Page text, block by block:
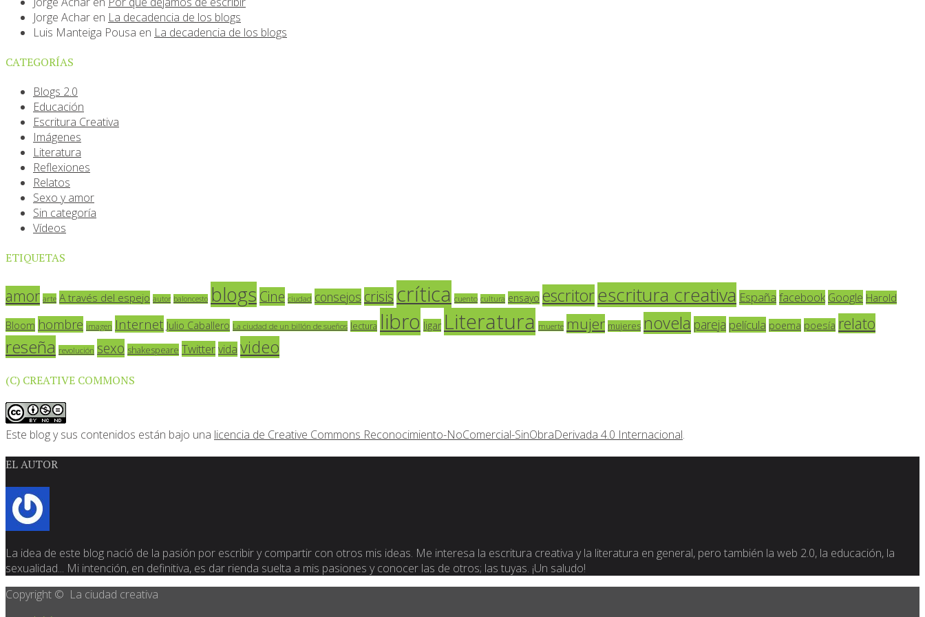
Jorge Achar en La decadencia de los blogs
Luis Manteiga Pousa en La decadencia de los blogs
CATEGORÍAS
Blogs 2.0
Educación
Escritura Creativa
Imágenes
Literatura
Reflexiones
Relatos
Sexo y amor
Sin categoría
Vídeos
ETIQUETAS
amor arte A través del espejo autor baloncesto blogs Cine ciudad consejos crisis crítica cuento cultura ensayo escritorescritura creativa España facebook Google Harold
Bloom hombre imagen Internet Julio Caballero La ciudad de un billón de sueños lectura libro ligar Literatura muerte mujer mujeres novela pareja película poema poesía relato
reseña revolución sexo shakespeare Twittervida video
(C) CREATIVE COMMONS
Este blog y sus contenidos están bajo una licencia de Creative Commons Reconocimiento-NoComercial-SinObraDerivada 4.0 Internacional.
EL AUTOR
La idea de este blog nació de la pasión por escribir y compartir con otros mis ideas. Me interesa la escritura creativa y la literatura en general, pero también la web 2.0, la educación, la
sexualidad... Mi intención, en definitiva, es dar rienda suelta a mis pasiones y conocer las de otros; las tuyas. ¡Un saludo!
Copyright © La ciudad creativa